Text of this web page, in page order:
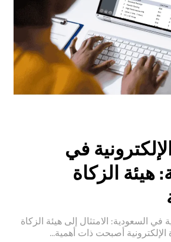
في
هيئة الزكاة
في السعودية: الامتثال إلى هيئة الزكاة
الإلكترونية أصبحت ذات أهمية...